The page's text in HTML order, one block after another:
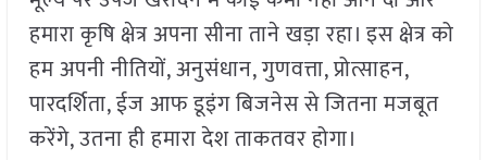
हमारा कृषि क्षेत्र अपना सीना ताने खड़ा रहा। इस क्षेत्र को
हम अपनी नीतियों, अनुसंधान, गुणवत्ता, प्रोत्साहन,
पारदर्शिता, ईज आफ डूइंग बिजनेस से जितना मजबूत
करेंगे, उतना ही हमारा देश ताकतवर होगा।